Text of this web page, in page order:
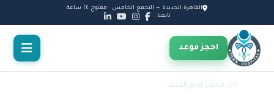
القاهرة الجديدة — التجمع الخامس · مفتوح ٢٤ ساعة
تابعنا:
احجز موعد
/ د. محمد امام السيد